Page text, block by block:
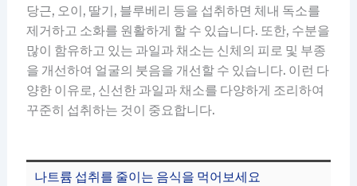
당근, 오이, 딸기, 블루베리 등을 섭취하면 체내 독소를
제거하고 소화를 원활하게 할 수 있습니다. 또한, 수분을
많이 함유하고 있는 과일과 채소는 신체의 피로 및 부종
을 개선하여 얼굴의 붓음을 개선할 수 있습니다. 이런 다
양한 이유로, 신선한 과일과 채소를 다양하게 조리하여
꾸준히 섭취하는 것이 중요합니다.
나트륨 섭취를 줄이는 음식을 먹어보세요